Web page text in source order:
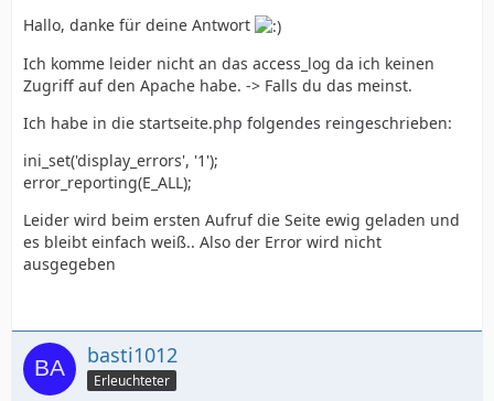
Hallo, danke für deine Antwort
Ich komme leider nicht an das access_log da ich keinen
Zugriff auf den Apache habe. -> Falls du das meinst.
Ich habe in die startseite.php folgendes reingeschrieben:
ini_set('display_errors', '1');
error_reporting(E_ALL);
Leider wird beim ersten Aufruf die Seite ewig geladen und
es bleibt einfach weiß.. Also der Error wird nicht
ausgegeben
basti1012
Erleuchteter